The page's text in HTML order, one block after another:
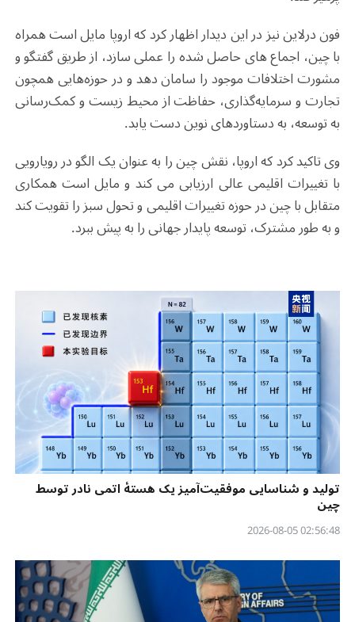
فون درلاین نیز در این دیدار اظهار کرد که اروپا مایل است همراه
با چین، اجماع های حاصل شده را عملی سازد، از طریق گفتگو و
مشورت اختلافات موجود را سامان دهد و در حوزه‌هایی همچون
تجارت و سرمایه‌گذاری، حفاظت از محیط زیست و کمک‌رسانی
به توسعه، به دستاوردهای نوین دست یابد.
وی تاکید کرد که اروپا، نقش چین را به عنوان یک الگو در رویارویی
با تغییرات اقلیمی عالی ارزیابی می کند و مایل است همکاری
متقابل با چین در حوزه تغییرات اقلیمی و تحول سبز را تقویت کند
و به طور مشترک، توسعه پایدار جهانی را به پیش ببرد.
تولید و شناسایی موفقیت‌آمیز یک هستهٔ اتمی نادر توسط
چین
02:56:48 2026-08-05